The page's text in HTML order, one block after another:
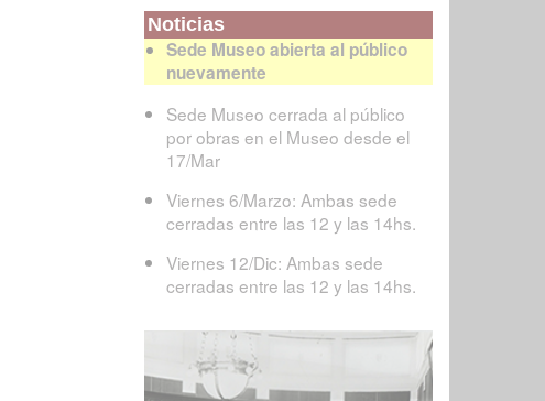
Noticias
Sede Museo abierta al público
nuevamente
Sede Museo cerrada al público
por obras en el Museo desde el
17/Mar
Viernes 6/Marzo: Ambas sede
cerradas entre las 12 y las 14hs.
Viernes 12/Dic: Ambas sede
cerradas entre las 12 y las 14hs.